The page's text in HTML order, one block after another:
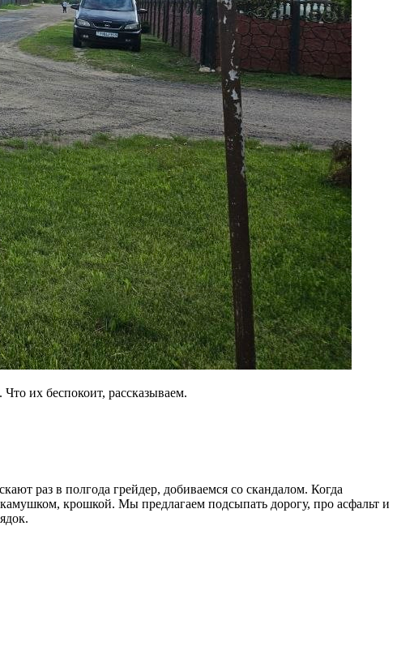
их беспокоит, рассказываем.
раз в полгода грейдер, добиваемся со скандалом. Когда
крошкой. Мы предлагаем подсыпать дорогу, про асфальт и